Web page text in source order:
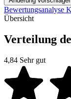
Bewertungsanalyse
Übersicht
Verteilung
4,84 Sehr gut